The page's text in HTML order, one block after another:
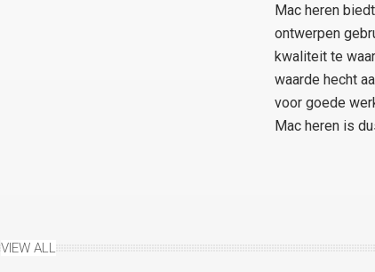
Mac heren
ontwerpen
kwaliteit te
waarde hecht
voor goede
Mac heren is
VIEW ALL